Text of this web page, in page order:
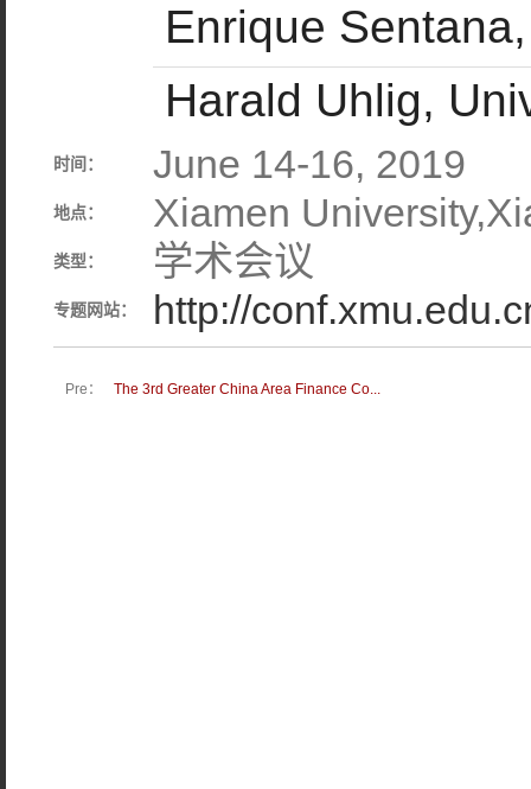
Enrique
Harald Uhlig,
时间： June 14-16, 2019
地点： Xiamen
类型： 学术会议
专题网站： http://
Pre： The 3rd Greater China Area Finance Co...